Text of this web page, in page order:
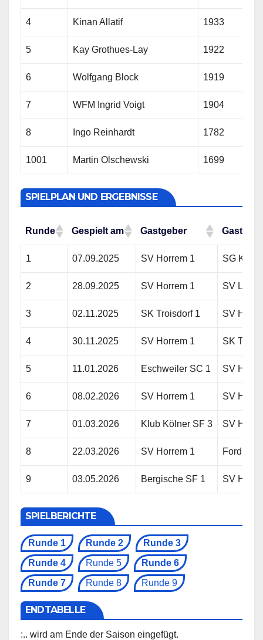
4 Kinan Allatif 1933
5 Kay Grothues-Lay 1922
6 Wolfgang Block 1919
7 WFM Ingrid Voigt 1904
8 Ingo Reinhardt 1782
1001 Martin Olschewski 1699
SPIELPLAN UND ERGEBNISSE
Runde Gespielt am Gastgeber Gast
Runde Gespielt am Gastgeber Gast
1 07.09.2025 SV Horrem 1 SG
2 28.09.2025 SV Horrem 1 SV
3 02.11.2025 SK Troisdorf 1 SV
4 30.11.2025 SV Horrem 1 SK Turm
5 11.01.2026 Eschweiler SC 1 SV
6 08.02.2026 SV Horrem 1 SV
7 01.03.2026 Klub Kölner SF 3 SV
8 22.03.2026 SV Horrem 1 Ford SF
9 03.05.2026 Bergische SF 1 SV
SPIELBERICHTE
Runde 1 Runde 2
Runde 3
Runde 4
Runde 5
Runde 6
Runde 7
Runde 8 Runde 9
ENDTABELLE
:.. wird am Ende der Saison eingefügt.